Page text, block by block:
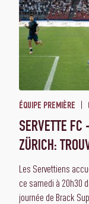
ÉQUIPE PREMIÈRE
SERVETTE FC
ZÜRICH:
Les Servettiens
ce samedi à 20h30
journée de Brack Sup...